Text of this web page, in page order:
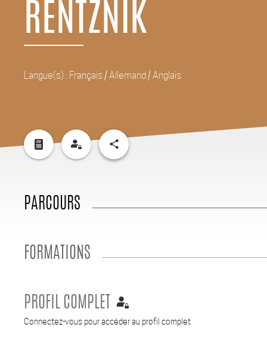
RENTZNIK
Langue(s) : Français / Allemand / Anglais
share
PARCOURS
FORMATIONS
PROFIL COMPLET
Connectez-vous pour accéder au profil complet